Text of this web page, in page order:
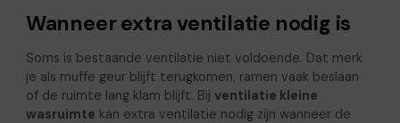
Wanneer extra ventilatie nodig is
Soms is bestaande ventilatie niet voldoende. Dat merk
je als muffe geur blijft terugkomen, ramen vaak beslaan
of de ruimte lang klam blijft. Bij ventilatie kleine
wasruimte kan extra ventilatie nodig zijn wanneer de